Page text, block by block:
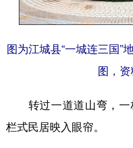
图为江城县“一城连三国”
图，资
转过一道道山弯，一
栏式民居映入眼帘。